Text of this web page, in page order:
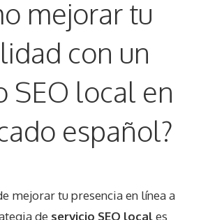
mejorar tu
con un
SEO local en
español?
mejorar tu presencia en línea a
de servicio SEO locales